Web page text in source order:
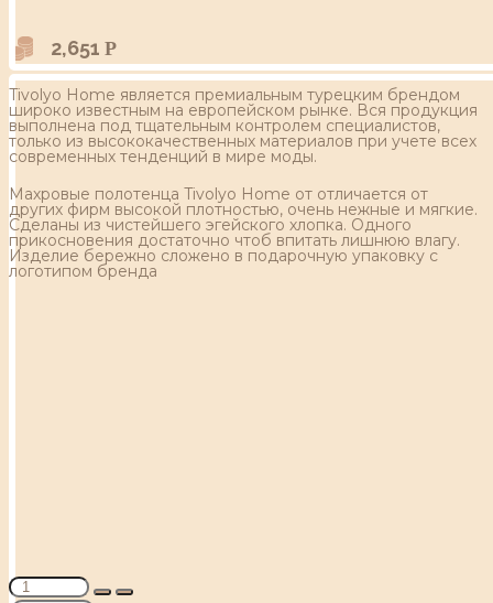
2,651 Р
Tivolyo Home является премиальным турецким брендом
широко известным на европейском рынке. Вся продукция
выполнена под тщательным контролем специалистов,
только из высококачественных материалов при учете всех
современных тенденций в мире моды.
Махровые полотенца Tivolyo Home от отличается от
других фирм высокой плотностью, очень нежные и мягкие.
Сделаны из чистейшего эгейского хлопка. Одного
прикосновения достаточно чтоб впитать лишнюю влагу.
Изделие бережно сложено в подарочную упаковку с
логотипом бренда